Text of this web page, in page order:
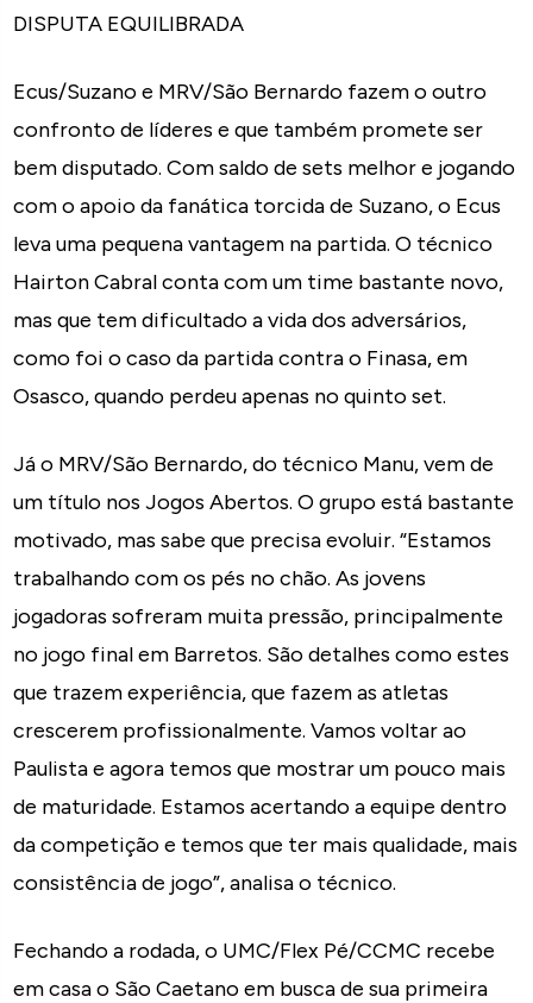
DISPUTA EQUILIBRADA
Ecus/Suzano e MRV/São Bernardo fazem o outro
confronto de líderes e que também promete ser
bem disputado. Com saldo de sets melhor e jogando
com o apoio da fanática torcida de Suzano, o Ecus
leva uma pequena vantagem na partida. O técnico
Hairton Cabral conta com um time bastante novo,
mas que tem dificultado a vida dos adversários,
como foi o caso da partida contra o Finasa, em
Osasco, quando perdeu apenas no quinto set.
Já o MRV/São Bernardo, do técnico Manu, vem de
um título nos Jogos Abertos. O grupo está bastante
motivado, mas sabe que precisa evoluir. “Estamos
trabalhando com os pés no chão. As jovens
jogadoras sofreram muita pressão, principalmente
no jogo final em Barretos. São detalhes como estes
que trazem experiência, que fazem as atletas
crescerem profissionalmente. Vamos voltar ao
Paulista e agora temos que mostrar um pouco mais
de maturidade. Estamos acertando a equipe dentro
da competição e temos que ter mais qualidade, mais
consistência de jogo”, analisa o técnico.
Fechando a rodada, o UMC/Flex Pé/CCMC recebe
em casa o São Caetano em busca de sua primeira